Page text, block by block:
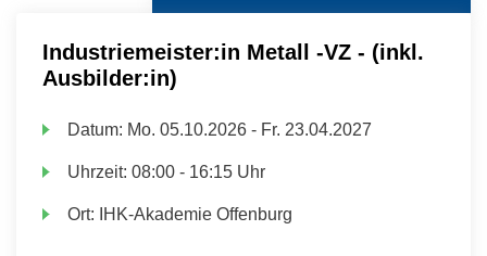
Industriemeister:in Metall -VZ - (inkl.
Ausbilder:in)
Datum: Mo. 05.10.2026 - Fr. 23.04.2027
Uhrzeit:08:00 - 16:15 Uhr
Ort: IHK-Akademie Offenburg